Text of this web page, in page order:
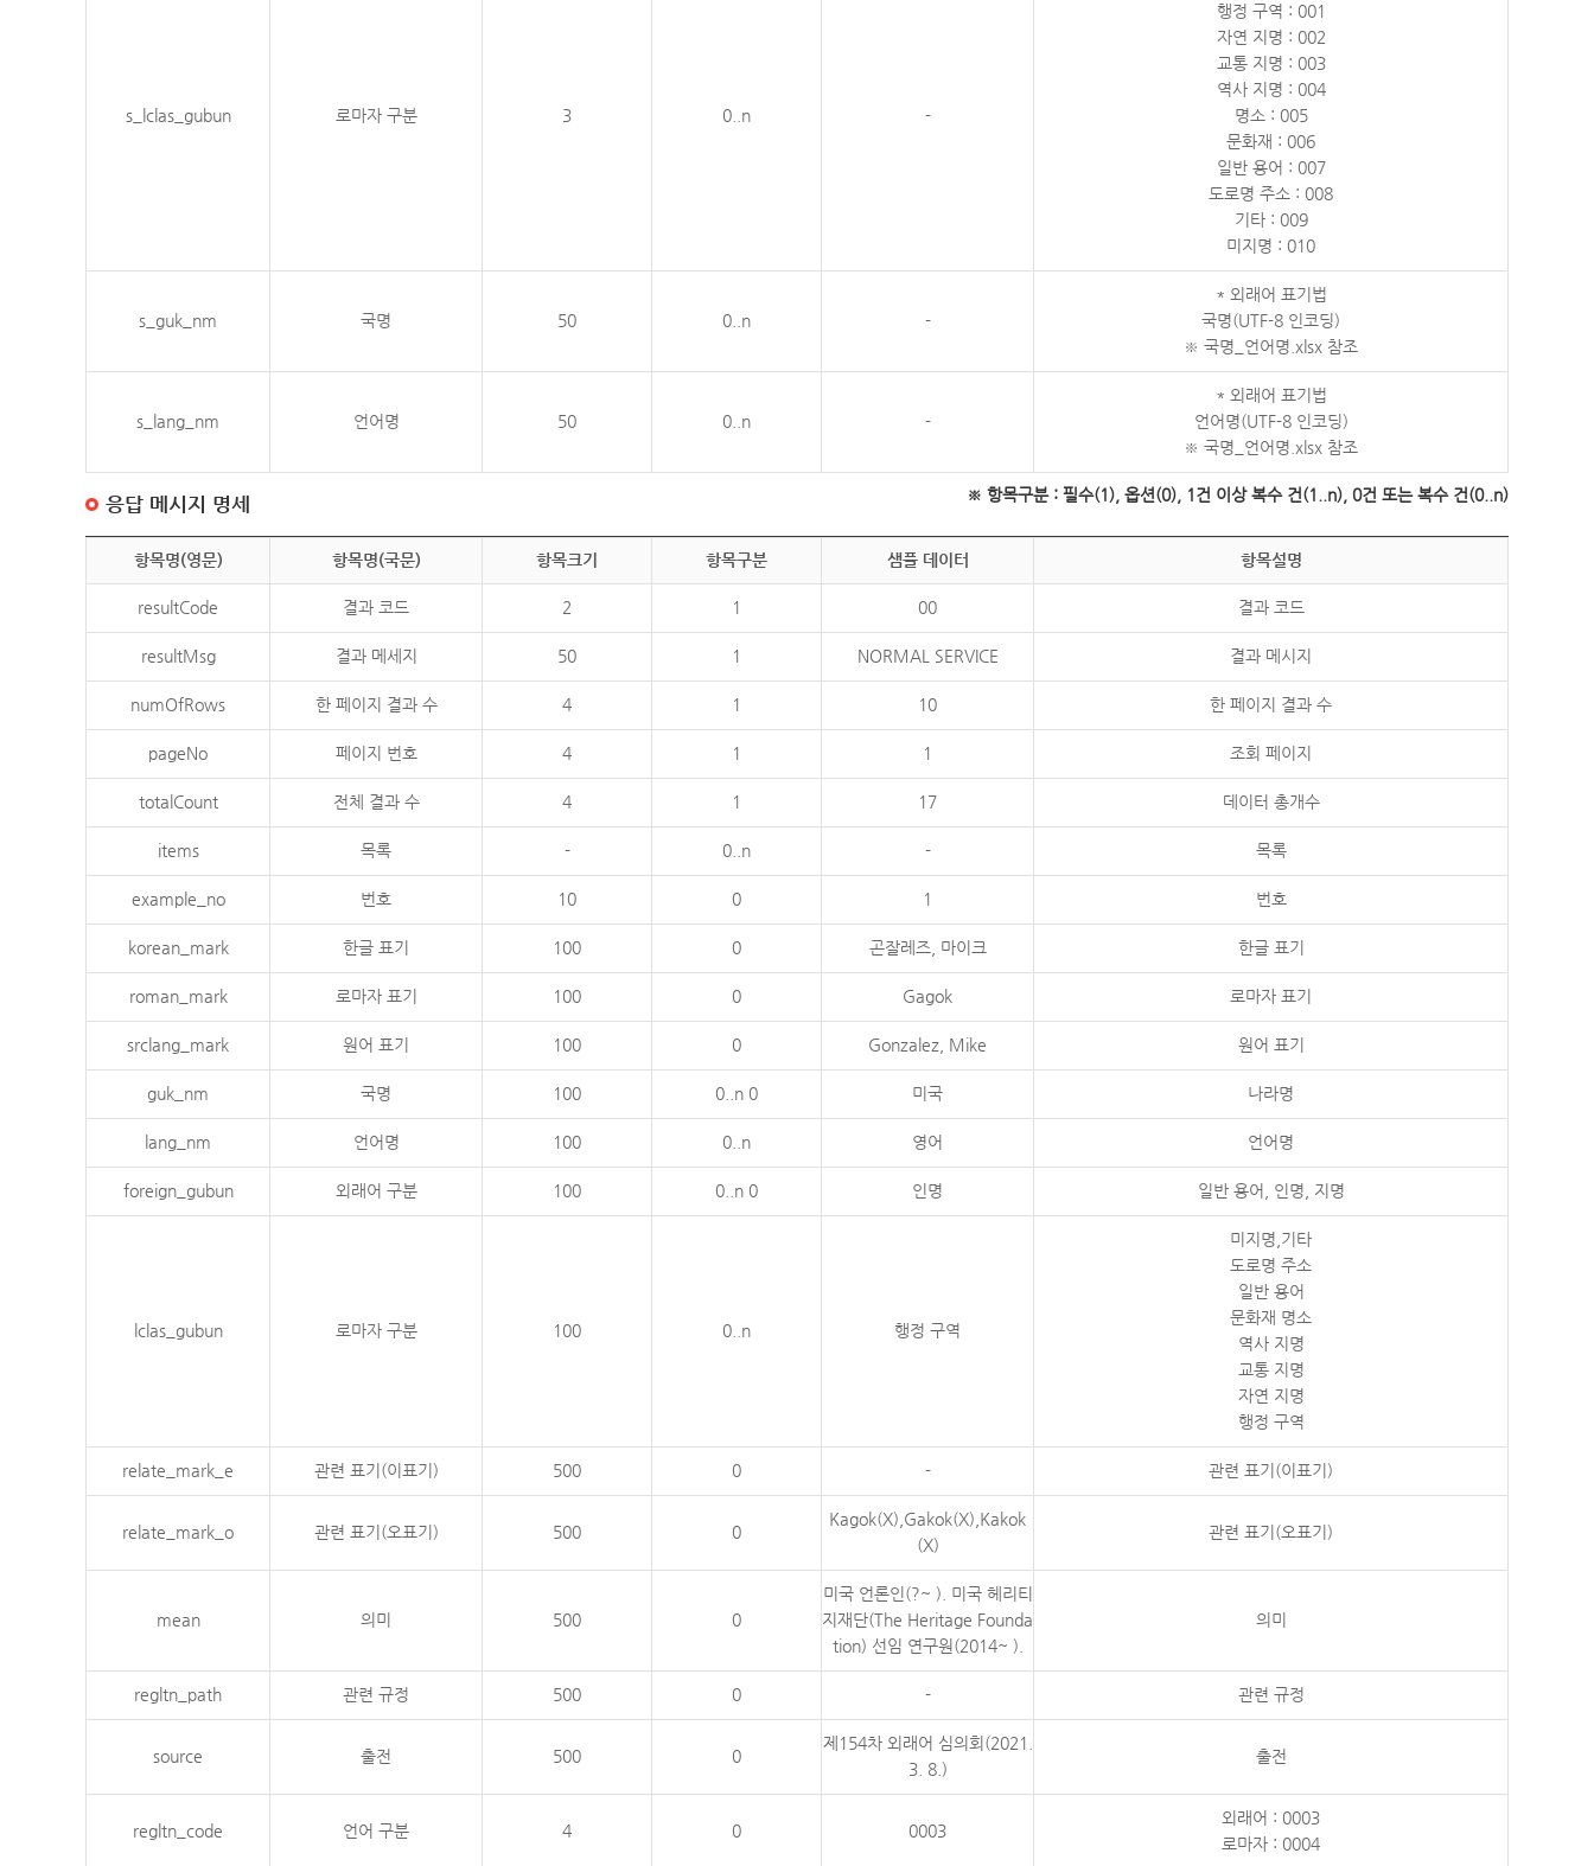
s_lclas_gubun 로마자 구분 3 0..n -
행정 구역 : 001
자연 지명 : 002
교통 지명 : 003
역사 지명 : 004
명소 : 005
문화재 : 006
일반 용어 : 007
도로명 주소 : 008
기타 : 009
미지명 : 010
s_guk_nm 국명 50 0..n -
* 외래어 표기법
국명(UTF-8 인코딩)
※ 국명_언어명.xlsx 참조
s_lang_nm 언어명 50 0..n -
* 외래어 표기법
언어명(UTF-8 인코딩)
※ 국명_언어명.xlsx 참조
※ 항목구분 : 필수(1), 옵션(0), 1건 이상 복수 건(1..n), 0건 또는 복수 건(0..n)
응답 메시지 명세
항목명(영문) 항목명(국문) 항목크기 항목구분 샘플 데이터 항목설명
resultCode 결과 코드 2 1 00 결과 코드
resultMsg 결과 메세지 50 1 NORMAL SERVICE 결과 메시지
numOfRows 한 페이지 결과 수 4 1 10 한 페이지 결과 수
pageNo 페이지 번호 4 1 1 조회 페이지
totalCount 전체 결과 수 4 1 17 데이터 총개수
items 목록 - 0..n - 목록
example_no 번호 10 0 1 번호
korean_mark 한글 표기 100 0 곤잘레즈, 마이크 한글 표기
roman_mark 로마자 표기 100 0 Gagok 로마자 표기
srclang_mark 원어 표기 100 0 Gonzalez, Mike 원어 표기
guk_nm 국명 100 0..n 0 미국 나라명
lang_nm 언어명 100 0..n 영어 언어명
foreign_gubun 외래어 구분 100 0..n 0 인명 일반 용어, 인명, 지명
lclas_gubun 로마자 구분 100 0..n 행정 구역
미지명,기타
도로명 주소
일반 용어
문화재 명소
역사 지명
교통 지명
자연 지명
행정 구역
relate_mark_e 관련 표기(이표기) 500 0 - 관련 표기(이표기)
relate_mark_o 관련 표기(오표기) 500 0
Kagok(X),Gakok(X),Kakok
(X)
관련 표기(오표기)
mean 의미 500 0
미국 언론인(?~ ). 미국 헤리티
지재단(The Heritage Founda
tion) 선임 연구원(2014~ ).
의미
regltn_path 관련 규정 500 0 - 관련 규정
source 출전 500 0
제154차 외래어 심의회(2021.
3. 8.)
출전
regltn_code 언어 구분 4 0 0003
외래어 : 0003
로마자 : 0004